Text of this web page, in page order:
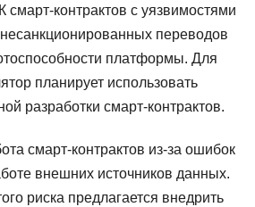
контрактов с уязвимостями
переводов
платформы. Для
планирует использовать
разработки смарт-контрактов.
смарт-контрактов из-за ошибок
внешних источников данных.
риска предлагается внедрить